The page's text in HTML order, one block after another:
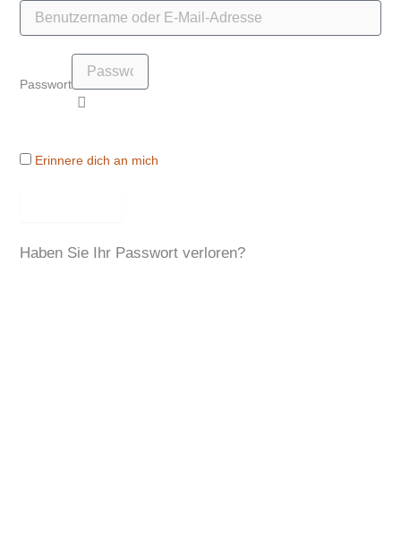
Passwort
Erinnere dich an mich
Haben Sie Ihr Passwort verloren?